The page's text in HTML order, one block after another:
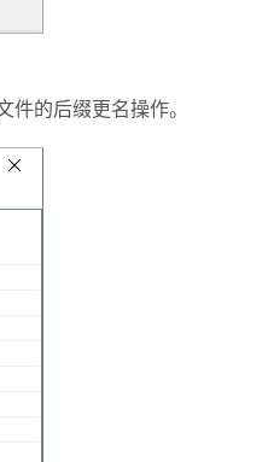
件的后缀更名操作。